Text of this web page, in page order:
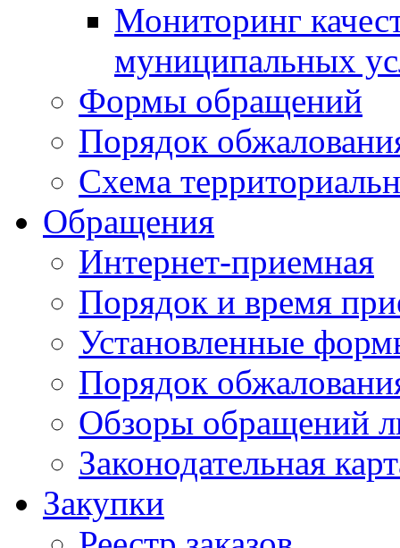
Мониторинг
муниципальных
Формы обращений
Порядок
Схема
Обращения
Интернет-приемная
Порядок и время
Установленные
Порядок
Обзоры обращений
Законодательная
Закупки